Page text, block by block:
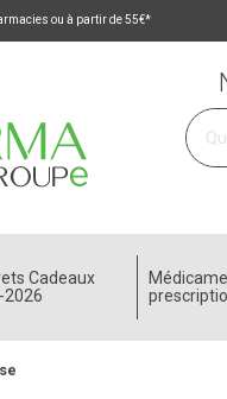
ou à partir de 55€*
en ligne à votre
Cadeaux
2026